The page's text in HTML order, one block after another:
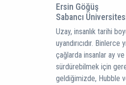
Ersin Göğüş
Sabancı
Uzay, insanlık tarihi
uyandırıcıdır. Binlerce
çağlarda insanlar ay ve
sürdürebilmek için
geldiğimizde, Hubble